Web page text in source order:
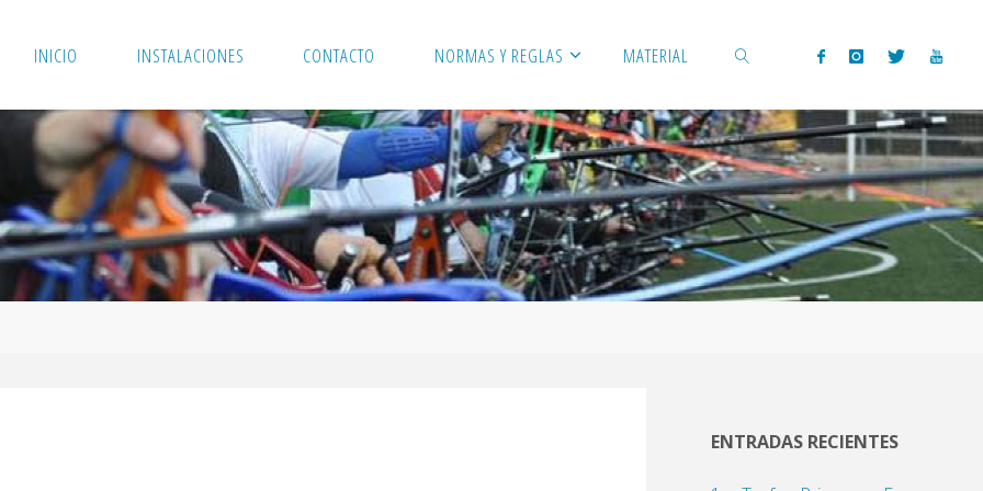
INICIO INSTALACIONES CONTACTO NORMAS Y REGLAS MATERIAL
BUSCAR
ENTRADAS RECIENTES